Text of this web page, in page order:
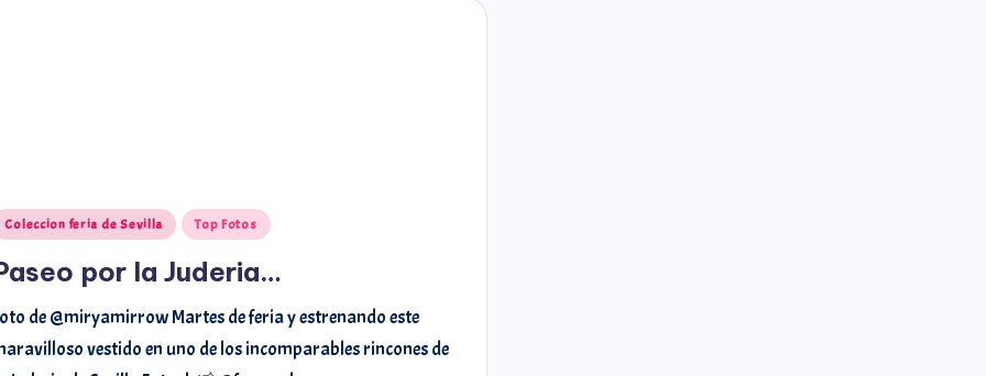
Coleccion feria de Sevilla Top Fotos
por la Juderia…
de @miryamirrow Martes de feria y estrenando este
vestido en uno de los incomparables rincones de